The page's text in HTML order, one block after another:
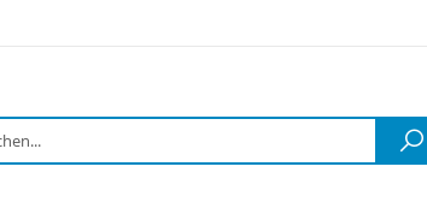
Suche